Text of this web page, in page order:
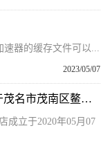
速器的缓存文件可以...
2023/05/07
茂名市茂南区鳌头合岗飞歌田螺店_关于茂名市茂南区鳌头合岗飞歌田螺店的简介
成立于2020年05月07